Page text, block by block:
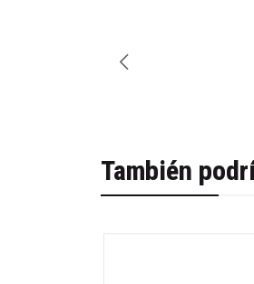
También